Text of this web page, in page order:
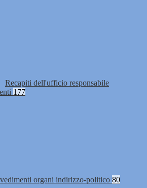
Recapiti dell'ufficio responsabile
177
organi indirizzo-politico 80